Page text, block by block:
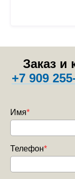
Заказ и
+7 909
Имя*
Телефон*